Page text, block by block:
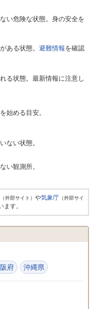
い危険な状態。身の安全を
ある状態。 避難情報を確認
る状態。最新情報に注意し
始める目安。
ない状態。
い観測所。
（外部サイト） や気象庁 （外部サイ
す。
府 沖縄県